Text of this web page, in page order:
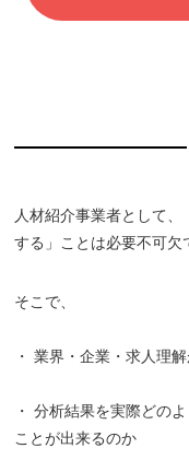
人材紹介事業者として
する」ことは必要不可欠
そこで、
・ 業界・企業・求人理
・ 分析結果を実際どの
ことが出来るのか